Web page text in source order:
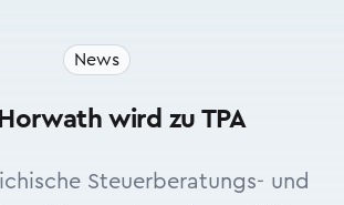
News
wird zu TPA
Steuerberatungs- und